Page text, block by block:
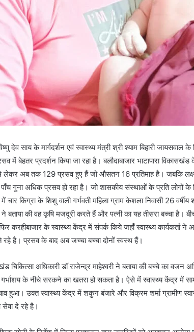
देव साय के मार्गदर्शन एवं स्वास्थ्य मंत्री श्री श्याम बिहारी जायसवाल के
में बेहतर प्रदर्शन किया जा रहा है। बलौदाबाजार भाटापारा
लेकर अब तक 129 प्रसव हुए हैं जो औसतन 16 प्रतिमाह है। जबकि
गुना अधिक प्रसव हो रहा है। जो शासकीय संस्थाओं के प्रति लोगों के
चार किग्रा के शिशु वाली गर्भवती महिला ग्राम केशला निवासी 26
बताया की वह कृषि मजदूरी करते हैं और पत्नी का यह तीसरा बच्चा है।
करहीबाजार के स्वास्थ्य केंद्र में संपर्क किये जहाँ स्वास्थ्य कार्यकर्ता
है। प्रसव के बाद अब जच्चा बच्चा दोनों स्वस्थ हैं।
चिकित्सा अधिकारी डॉ राजेन्द्र माहेश्वरी ने बताया की बच्चे का
गर्भाशय के नीचे सरकने का खतरा हो सकता है। ऐसे में स्वास्थ्य केंद्र में
हुआ। उक्त स्वास्थ्य केंद्र में शकुन बंजारे और विक्रम शर्मा ग्रामीण
दे रहे है।